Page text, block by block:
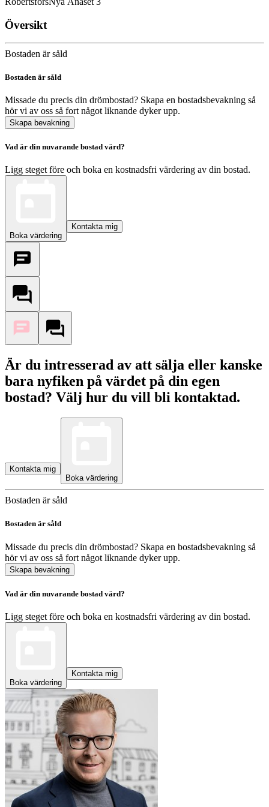
Översikt
Bostaden är såld
Bostaden är såld
Missade du precis din drömbostad? Skapa en bostadsbevakning så
hör vi av oss så fort något liknande dyker upp.
Skapa bevakning
Vad är din nuvarande bostad värd?
Ligg steget före och boka en kostnadsfri värdering av din bostad.
Boka värdering
Kontakta mig
Är du intresserad av att sälja eller kanske
bara nyfiken på värdet på din egen
bostad? Välj hur du vill bli kontaktad.
Kontakta mig
Boka värdering
Bostaden är såld
Bostaden är såld
Missade du precis din drömbostad? Skapa en bostadsbevakning så
hör vi av oss så fort något liknande dyker upp.
Skapa bevakning
Vad är din nuvarande bostad värd?
Ligg steget före och boka en kostnadsfri värdering av din bostad.
Boka värdering
Kontakta mig